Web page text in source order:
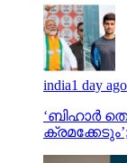
india1 day ago
‘ബിഹാർ